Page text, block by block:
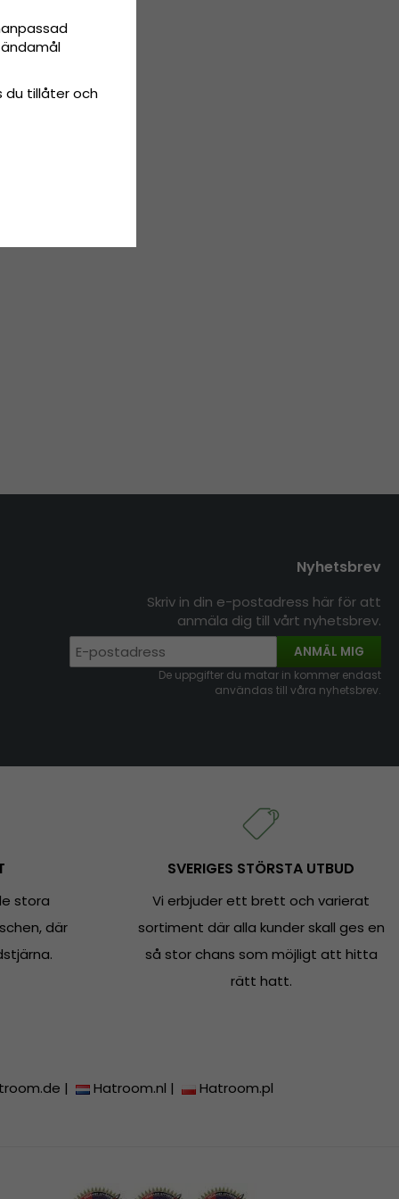
Nyhetsbrev
Skriv in din e-postadress här för att
anmäla dig till vårt nyhetsbrev.
ANMÄL MIG
De uppgifter du matar in kommer endast
användas till våra nyhetsbrev.
stora
där
SVERIGES STÖRSTA UTBUD
Vi erbjuder ett brett och varierat
sortiment där alla kunder skall ges en
så stor chans som möjligt att hitta
rätt hatt.
| Hatroom.nl | Hatroom.pl
du tillåter och